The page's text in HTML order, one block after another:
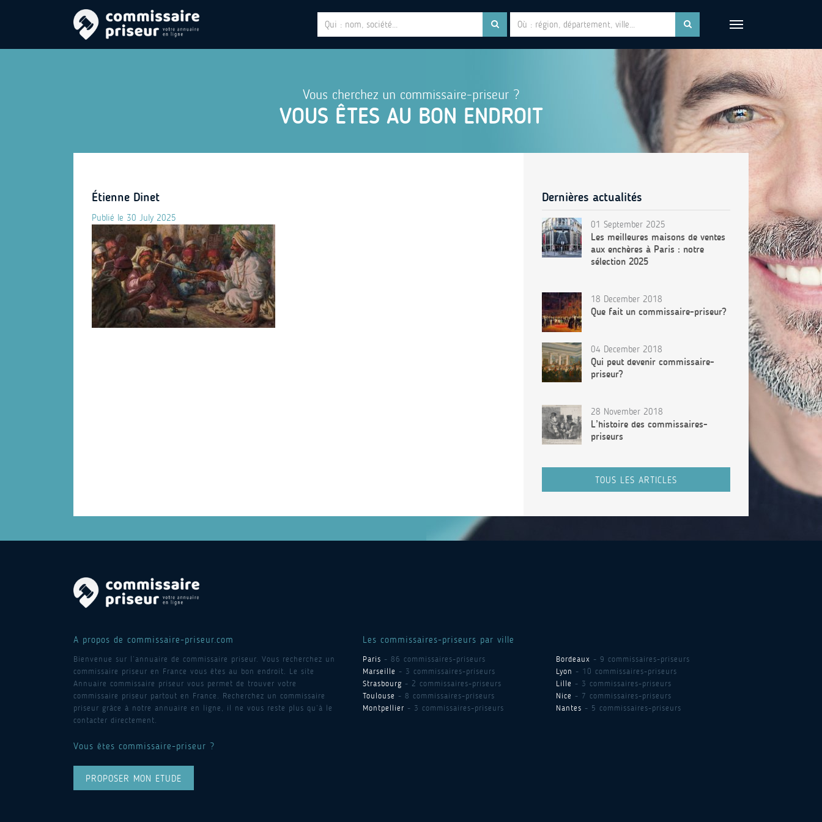
Vous cherchez un commissaire-priseur ?
VOUS ÊTES AU BON ENDROIT
Étienne Dinet
Publié le 30 July 2025
Dernières actualités
01 September 2025
Les meilleures maisons de ventes
aux enchères à Paris : notre
sélection 2025
18 December 2018
Que fait un commissaire-priseur?
04 December 2018
Qui peut devenir commissaire-
priseur?
28 November 2018
L’histoire des commissaires-
priseurs
TOUS LES ARTICLES
A propos de commissaire-priseur.com
Bienvenue sur l’annuaire de commissaire priseur. Vous recherchez un
commissaire priseur en France vous êtes au bon endroit. Le site
Annuaire commissaire priseur vous permet de trouver votre
commissaire priseur partout en France. Recherchez un commissaire
priseur grâce à notre annuaire en ligne, il ne vous reste plus qu’à le
contacter directement.
Vous êtes commissaire-priseur ?
PROPOSER MON ETUDE
Les commissaires-priseurs par ville
Paris - 86 commissaires-priseurs Bordeaux - 9 commissaires-priseurs
Marseille - 3 commissaires-priseurs Lyon - 10 commissaires-priseurs
Strasbourg - 2 commissaires-priseurs Lille - 3 commissaires-priseurs
Toulouse - 8 commissaires-priseurs Nice - 7 commissaires-priseurs
Montpellier - 3 commissaires-priseurs Nantes - 5 commissaires-priseurs